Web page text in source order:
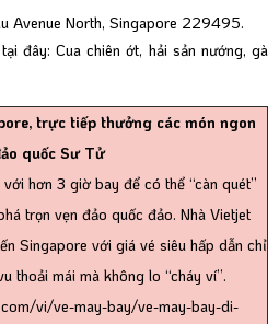
Avenue North, Singapore 229495.
đây: Cua chiên ớt, hải sản nướng, gà
trực tiếp thưởng các món ngon
quốc Sư Tử
hơn 3 giờ bay để có thể “càn quét”
trọn vẹn đảo quốc đảo. Nhà Vietjet
Singapore với giá vé siêu hấp dẫn chỉ
thoải mái mà không lo “cháy ví”.
vi/ve-may-bay/ve-may-bay-di-